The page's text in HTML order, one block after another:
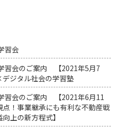
習会
習会のご案内 【2021年5月7
ジタル社会の学習塾
習会のご案内 【2021年6月11
！事業継承にも有利な不動産戦
上の新方程式】